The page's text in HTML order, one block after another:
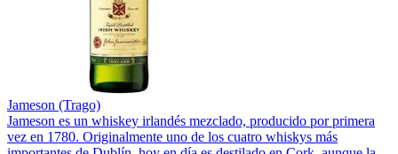
Jameson (Trago)
Jameson es un whiskey irlandés mezclado, producido por primera
vez en 1780. Originalmente uno de los cuatro whiskys más